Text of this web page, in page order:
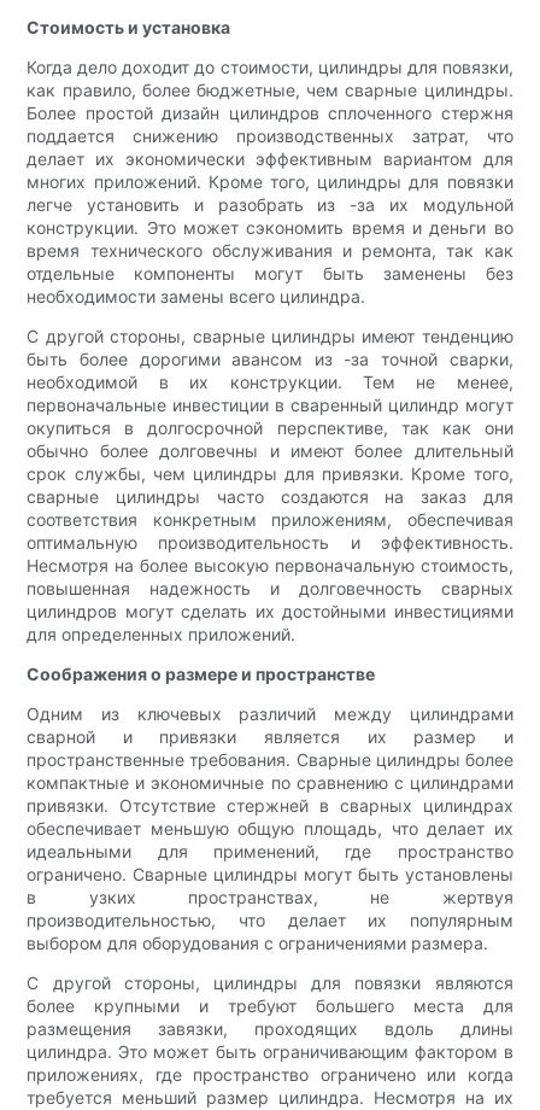
Стоимость и установка
Когда дело доходит до стоимости, цилиндры для повязки,
как правило, более бюджетные, чем сварные цилиндры.
Более простой дизайн цилиндров сплоченного стержня
поддается снижению производственных затрат, что
делает их экономически эффективным вариантом для
многих приложений. Кроме того, цилиндры для повязки
легче установить и разобрать из -за их модульной
конструкции. Это может сэкономить время и деньги во
время технического обслуживания и ремонта, так как
отдельные компоненты могут быть заменены без
необходимости замены всего цилиндра.
С другой стороны, сварные цилиндры имеют тенденцию
быть более дорогими авансом из -за точной сварки,
необходимой в их конструкции. Тем не менее,
первоначальные инвестиции в сваренный цилиндр могут
окупиться в долгосрочной перспективе, так как они
обычно более долговечны и имеют более длительный
срок службы, чем цилиндры для привязки. Кроме того,
сварные цилиндры часто создаются на заказ для
соответствия конкретным приложениям, обеспечивая
оптимальную производительность и эффективность.
Несмотря на более высокую первоначальную стоимость,
повышенная надежность и долговечность сварных
цилиндров могут сделать их достойными инвестициями
для определенных приложений.
Соображения о размере и пространстве
Одним из ключевых различий между цилиндрами
сварной и привязки является их размер и
пространственные требования. Сварные цилиндры более
компактные и экономичные по сравнению с цилиндрами
привязки. Отсутствие стержней в сварных цилиндрах
обеспечивает меньшую общую площадь, что делает их
идеальными для применений, где пространство
ограничено. Сварные цилиндры могут быть установлены
в узких пространствах, не жертвуя
производительностью, что делает их популярным
выбором для оборудования с ограничениями размера.
С другой стороны, цилиндры для повязки являются
более крупными и требуют большего места для
размещения завязки, проходящих вдоль длины
цилиндра. Это может быть ограничивающим фактором в
приложениях, где пространство ограничено или когда
требуется меньший размер цилиндра. Несмотря на их